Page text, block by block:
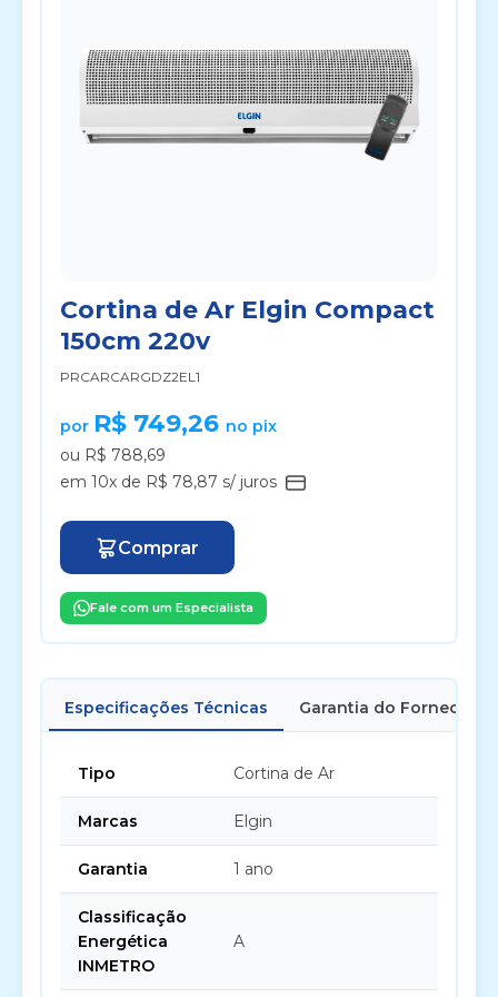
Cortina de Ar Elgin Compact
150cm 220v
PRCARCARGDZ2EL1
por R$ 749,26 no pix
ou R$ 788,69
em 10x de R$ 78,87 s/ juros
Comprar
Fale com um Especialista
Especificações Técnicas Garantia do Fornecedor
Tipo Cortina de Ar
Marcas Elgin
Garantia 1 ano
Classificação
Energética
INMETRO
A